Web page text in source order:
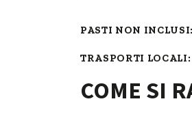
PASTI NON INCLUSI:
TRASPORTI LOCALI:
COME SI